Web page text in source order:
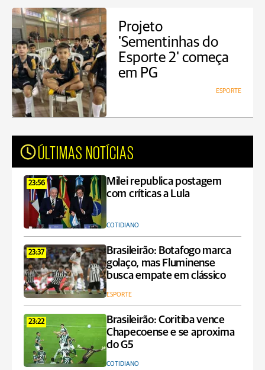
Projeto
'Sementinhas do
Esporte 2' começa
em PG
ESPORTE
ÚLTIMAS NOTÍCIAS
23:56
Milei republica postagem
com críticas a Lula
COTIDIANO
23:37
Brasileirão: Botafogo marca
golaço, mas Fluminense
busca empate em clássico
ESPORTE
23:22
Brasileirão: Coritiba vence
Chapecoense e se aproxima
do G5
COTIDIANO